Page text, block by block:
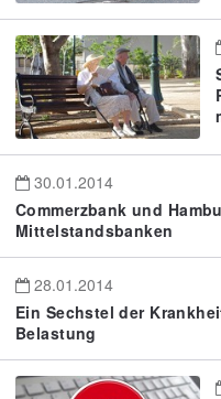
30.01.2014
Commerzbank und
Mittelstandsbanken
28.01.2014
Ein Sechstel der
Belastung